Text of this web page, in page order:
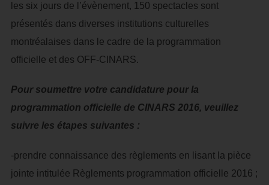
les six jours de l’évènement, 150 spectacles sont
présentés dans diverses institutions culturelles
montréalaises dans le cadre de la programmation
officielle et des OFF-CINARS.
Pour soumettre votre candidature pour la
programmation officielle de CINARS 2016, veuillez
suivre les étapes suivantes :
-prendre connaissance des règlements en lisant la pièce
jointe intitulée Règlements programmation officielle 2016 ;